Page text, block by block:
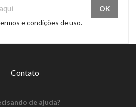
e condições de uso.
Contato
de ajuda?